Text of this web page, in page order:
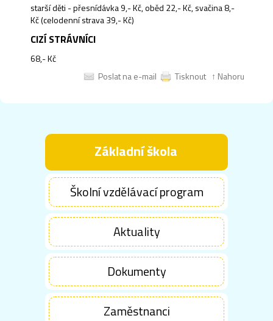
starší děti - přesnídávka 9,- Kč, oběd 22,- Kč, svačina 8,-
Kč (celodenní strava 39,- Kč)
CIZÍ STRÁVNÍCI
68,- Kč
Poslat na e-mail
Tisknout ↑ Nahoru
Základní škola
Školní vzdělávací program
Aktuality
Dokumenty
Zaměstnanci